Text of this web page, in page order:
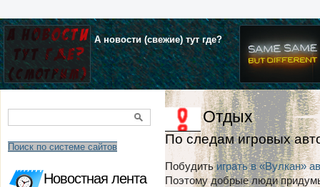
А новости (свежие) тут где?
Поиск по системе сайтов
Новостная лента
Отдых
По следам игровых
Побудитьиграть в «Вулкан»
Поэтому добрые люди